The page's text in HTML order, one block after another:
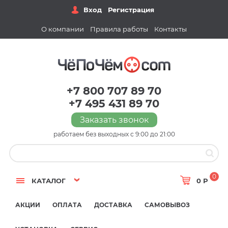
Вход Регистрация
О компании Правила работы Контакты
+7 800 707 89 70
+7 495 431 89 70
Заказать звонок
работаем без выходных с 9:00 до 21:00
КАТАЛОГ 0 Р
0
АКЦИИ ОПЛАТА ДОСТАВКА САМОВЫВОЗ